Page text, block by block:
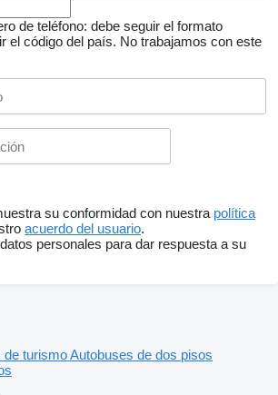
de teléfono: debe seguir el formato
el código del país. No trabajamos con este
su conformidad con nuestra política
acuerdo del usuario.
personales para dar respuesta a su
de turismoAutobuses de dos pisos